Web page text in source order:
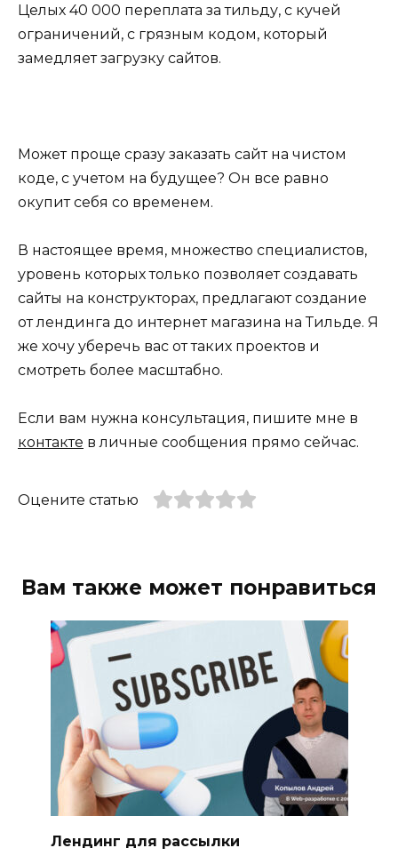
Целых 40 000 переплата за тильду, с кучей
ограничений, с грязным кодом, который
замедляет загрузку сайтов.
Может проще сразу заказать сайт на чистом
коде, с учетом на будущее? Он все равно
окупит себя со временем.
В настоящее время, множество специалистов,
уровень которых только позволяет создавать
сайты на конструкторах, предлагают создание
от лендинга до интернет магазина на Тильде. Я
же хочу уберечь вас от таких проектов и
смотреть более масштабно.
Если вам нужна консультация, пишите мне в
контакте в личные сообщения прямо сейчас.
Оцените статью
Вам также может понравиться
Лендинг для рассылки